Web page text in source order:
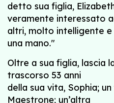
detto sua figlia,
veramente interessato
altri, molto intelligente
una mano."
Oltre a sua figlia, lascia
trascorso 53 anni
della sua vita, Sophia;
Maestrone; un’altra